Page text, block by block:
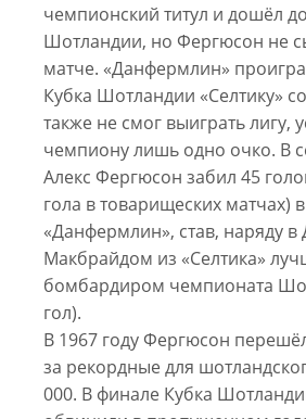
чемпионский титул и дошёл
Шотландии, но Фергюсон не
матче. «Данфермлин»
Кубка Шотландии «Селтику»
также не смог выиграть лигу,
чемпиону лишь одно очко. В
Алекс Фергюсон забил 45
гола в товарищеских матчах)
«Данфермлин», став, наряду в
Макбрайдом из «Селтика»
бомбардиром чемпионата
гол).
В 1967 году Фергюсон
за рекордные для
000. В финале Кубка